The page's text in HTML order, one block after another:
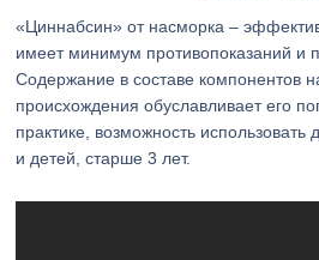
«Циннабсин» от насморка –
имеет минимум противопоказаний и
Содержание в составе компонентов
происхождения обуславливает его
практике, возможность
и детей, старше 3 лет.